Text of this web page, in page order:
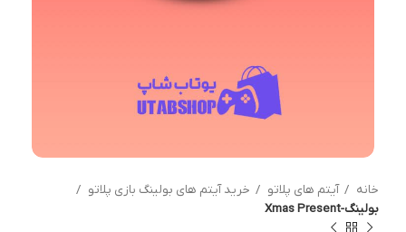
خانه آیتم های پلاتو
خرید آیتم های بولینگ بازی پلاتو
بولینگ-Xmas Present